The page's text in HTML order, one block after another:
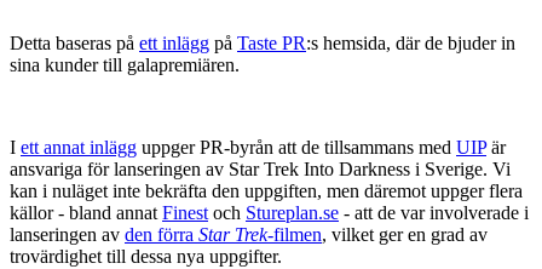
Detta baseras på ett inlägg på Taste PR:s hemsida, där de bjuder in
sina kunder till galapremiären.
I ett annat inlägg uppger PR-byrån att de tillsammans med UIPär
ansvariga för lanseringen av Star Trek Into Darkness i Sverige. Vi
kan i nuläget inte bekräfta den uppgiften, men däremot uppger flera
källor - bland annat Finest och Stureplan.se - att de var involverade i
lanseringen av den förra Star Trek-filmen, vilket ger en grad av
trovärdighet till dessa nya uppgifter.